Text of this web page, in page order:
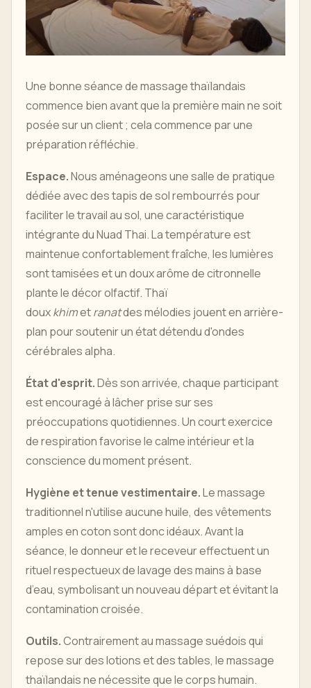
Une bonne séance de massage thaïlandais
commence bien avant que la première main ne soit
posée sur un client ; cela commence par une
préparation réfléchie.
Espace.Nous aménageons une salle de pratique
dédiée avec des tapis de sol rembourrés pour
faciliter le travail au sol, une caractéristique
intégrante du Nuad Thai. La température est
maintenue confortablement fraîche, les lumières
sont tamisées et un doux arôme de citronnelle
plante le décor olfactif. Thaï
douxkhimetranatdes mélodies jouent en arrière-
plan pour soutenir un état détendu d'ondes
cérébrales alpha.
État d'esprit.Dès son arrivée, chaque participant
est encouragé à lâcher prise sur ses
préoccupations quotidiennes. Un court exercice
de respiration favorise le calme intérieur et la
conscience du moment présent.
Hygiène et tenue vestimentaire.Le massage
traditionnel n'utilise aucune huile, des vêtements
amples en coton sont donc idéaux. Avant la
séance, le donneur et le receveur effectuent un
rituel respectueux de lavage des mains à base
d’eau, symbolisant un nouveau départ et évitant la
contamination croisée.
Outils.Contrairement au massage suédois qui
repose sur des lotions et des tables, le massage
thaïlandais ne nécessite que le corps humain.